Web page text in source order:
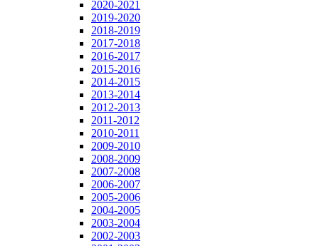
2020-2021
2019-2020
2018-2019
2017-2018
2016-2017
2015-2016
2014-2015
2013-2014
2012-2013
2011-2012
2010-2011
2009-2010
2008-2009
2007-2008
2006-2007
2005-2006
2004-2005
2003-2004
2002-2003